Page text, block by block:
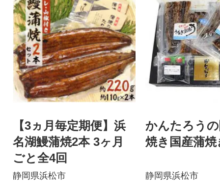
【3ヵ月毎定期便】浜
名湖鰻蒲焼2本 3ヶ月
ごと全4回
静岡県浜松市
かんたろう
焼き国産蒲焼
静岡県浜松市